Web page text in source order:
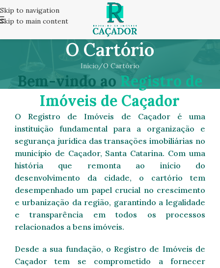
Skip to navigation
Skip to main content
O Cartório
Início O Cartório
Bem-vindo ao Registro de
Imóveis de Caçador
O Registro de Imóveis de Caçador é uma
instituição fundamental para a organização e
segurança jurídica das transações imobiliárias no
município de Caçador, Santa Catarina. Com uma
história que remonta ao início do
desenvolvimento da cidade, o cartório tem
desempenhado um papel crucial no crescimento
e urbanização da região, garantindo a legalidade
e transparência em todos os processos
relacionados a bens imóveis.
Desde a sua fundação, o Registro de Imóveis de
Caçador tem se comprometido a fornecer